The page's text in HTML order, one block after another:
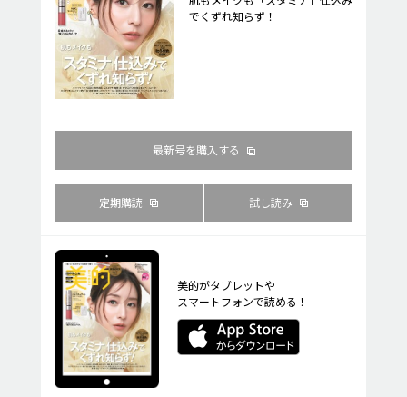
でくずれ知らず！
最新号を購入する
定期購読 試し読み
美的がタブレットや
スマートフォンで読める！